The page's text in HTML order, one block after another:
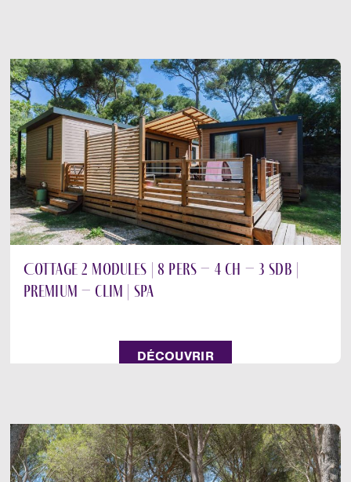
Cottage 2 modules | 8 pers – 4 ch – 3 sdb |
Premium – clim | Spa
DÉCOUVRIR